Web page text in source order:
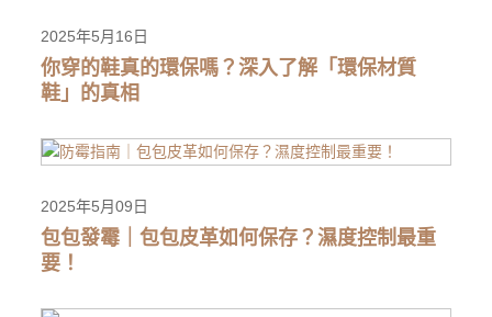
2025年5月16日
你穿的鞋真的環保嗎？深入了解「環保材質
鞋」的真相
2025年5月09日
包包發霉｜包包皮革如何保存？濕度控制最重
要！